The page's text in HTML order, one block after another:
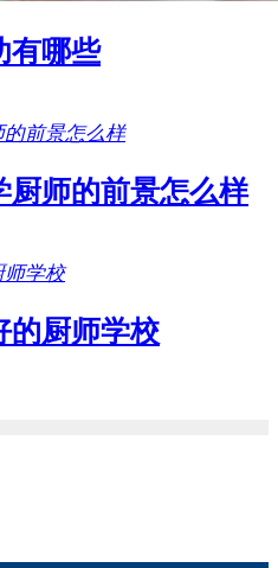
有哪些
厨师的前景怎么样
的厨师学校